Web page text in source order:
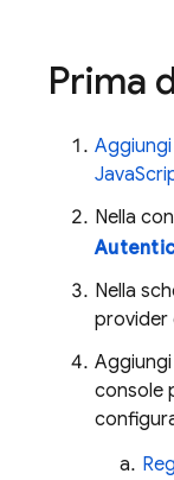
Prima
Nella
Nella
provider
Aggiungi
console